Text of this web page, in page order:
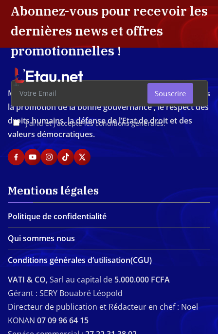
Abonnez-vous pour recevoir les
dernières news et offres
promotionnelles !
J'ai lu et j'accepte les conditions générales.
Souscrire
Média d'investigation ivoirien résolument engagé dans
la promotion de la bonne gouvernance , le respect des
droits humains, la défense de l’Etat de droit et des
valeurs démocratiques.
Mentions légales
Politique de confidentialité
Qui sommes nous
Conditions générales d’utilisation(CGU)
VATI & CO,Sarl au capital de 5.000.000 FCFA
Gérant : SERY Bouabré Léopold
Directeur de publication et Rédacteur en chef : Noel
KONAN 07 09 96 64 15